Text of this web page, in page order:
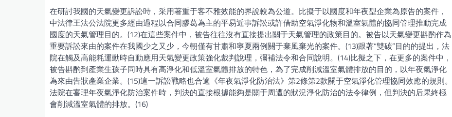
在研討我國的天氣變更訴訟時，采用著重于客不雅效能的界說較為公道。比擬于以國度和年夜型企業為原告的案件，
中法律王法公法院更多經由過程以合同膠葛為主的平易近事訴訟或許借助空氣淨化物和溫室氣體的協同管理推動完成
國度的天氣管理目的。(12)在這些案件中，被告往往沒有直接提出關于天氣管理的政策目的。被告以天氣變更斟酌作為
重要訴訟來由的案件在我國少之又少，今朝僅有甘肅和寧夏兩例關于棄風棄光的案件。(13)跟著“雙碳”目的的提出，法
院在觸及高能耗運動時自動應用天氣變更政策強化裁判說理，彌補法令和合同說明。(14)比擬之下，在更多的案件中，
被告斟酌到產業生孩子同時具有高淨化和低溫室氣體排放的特色，為了完成削減溫室氣體排放的目的，以年夜氣淨化
為來由告狀產業企業。(15)這一訴訟戰略也合適《年夜氣淨化防治法》第2條第2款關于空氣淨化管理協同效應的規則。
法院在審理年夜氣淨化防治案件時，判決的直接根據能夠是關于周遭的狀況淨化防治的法令律例，但判決的后果終極
會削減溫室氣體的排放。(16)